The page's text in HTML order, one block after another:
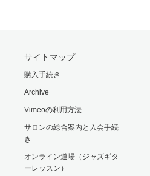
サイトマップ
購入手続き
Archive
Vimeoの利用方法
サロンの総合案内と入会手続
き
オンライン道場（ジャズギタ
ーレッスン）